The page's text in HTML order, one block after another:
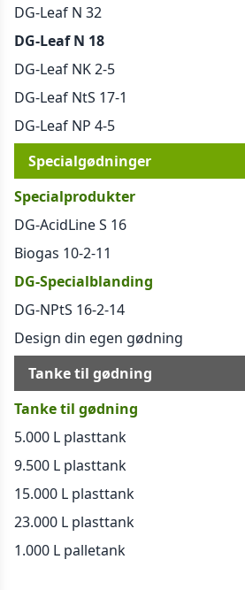
DG-Leaf N 32
DG-Leaf N 18
DG-Leaf NK 2-5
DG-Leaf NtS 17-1
DG-Leaf NP 4-5
Specialgødninger
Specialprodukter
DG-AcidLine S 16
Biogas 10-2-11
DG-Specialblanding
DG-NPtS 16-2-14
Design din egen gødning
Tanke til gødning
Tanke til gødning
5.000 L plasttank
9.500 L plasttank
15.000 L plasttank
23.000 L plasttank
1.000 L palletank